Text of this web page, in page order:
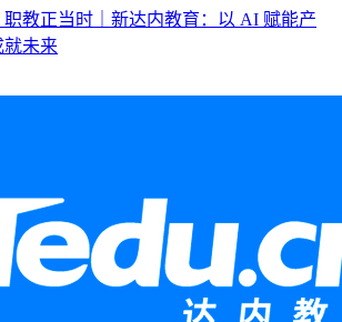
教正当时｜新达内教育：以 AI 赋能产
就未来